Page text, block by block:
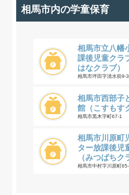
相馬市内の学童保育
相馬市立八幡
課後児童クラ
はなクラブ）
相馬市坪田字清水前9-3
相馬市西部子
館（こすもす
相馬市黒木字町67-1
相馬市川原町
ター放課後児
（みつばちク
相馬市中村字川原町65-